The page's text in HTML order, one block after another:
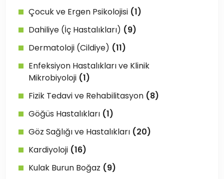
Çocuk ve Ergen Psikolojisi (1)
Dahiliye (İç Hastalıkları) (9)
Dermatoloji (Cildiye) (11)
Enfeksiyon Hastalıkları ve Klinik
Mikrobiyoloji (1)
Fizik Tedavi ve Rehabilitasyon (8)
Göğüs Hastalıkları (1)
Göz Sağlığı ve Hastalıkları (20)
Kardiyoloji (16)
Kulak Burun Boğaz (9)